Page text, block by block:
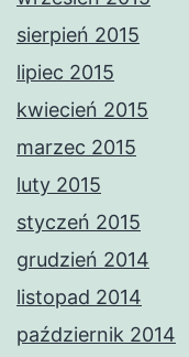
sierpień 2015
lipiec 2015
kwiecień 2015
marzec 2015
luty 2015
styczeń 2015
grudzień 2014
listopad 2014
październik 2014